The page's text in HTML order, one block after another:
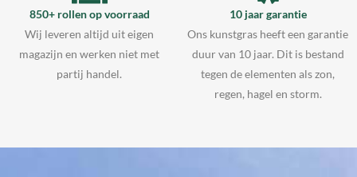
850+ rollen op voorraad
Wij leveren altijd uit eigen
magazijn en werken niet met
partij handel.
10 jaar garantie
Ons kunstgras heeft een garantie
duur van 10 jaar. Dit is bestand
tegen de elementen als zon,
regen, hagel en storm.